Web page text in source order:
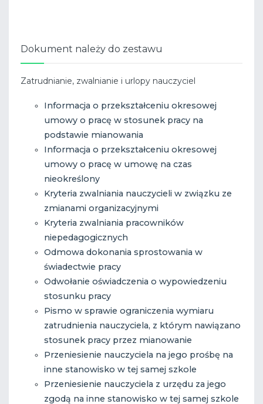
Dokument należy do zestawu
Zatrudnianie, zwalnianie i urlopy nauczyciel
Informacja o przekształceniu okresowej
umowy o pracę w stosunek pracy na
podstawie mianowania
Informacja o przekształceniu okresowej
umowy o pracę w umowę na czas
nieokreślony
Kryteria zwalniania nauczycieli w związku ze
zmianami organizacyjnymi
Kryteria zwalniania pracowników
niepedagogicznych
Odmowa dokonania sprostowania w
świadectwie pracy
Odwołanie oświadczenia o wypowiedzeniu
stosunku pracy
Pismo w sprawie ograniczenia wymiaru
zatrudnienia nauczyciela, z którym nawiązano
stosunek pracy przez mianowanie
Przeniesienie nauczyciela na jego prośbę na
inne stanowisko w tej samej szkole
Przeniesienie nauczyciela z urzędu za jego
zgodą na inne stanowisko w tej samej szkole